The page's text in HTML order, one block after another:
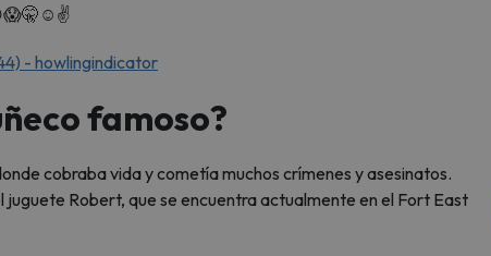
- howlingindicator
famoso?
cobraba vida y cometía muchos crímenes y asesinatos.
juguete Robert, que se encuentra actualmente en el Fort East